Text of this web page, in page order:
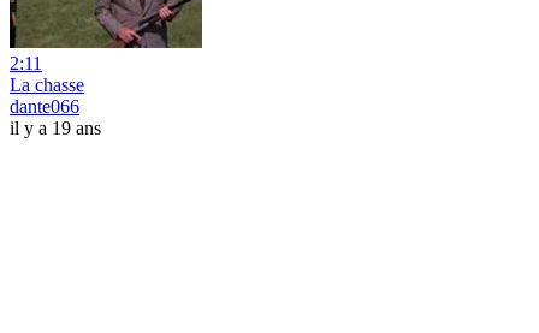
2:11
La chasse
dante066
il y a 19 ans